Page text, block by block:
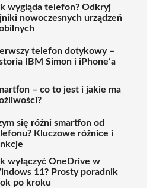
wygląda telefon? Odkryj
nowoczesnych urządzeń
telefon dotykowy –
IBM Simon i iPhone’a
– co to jest i jakie ma
się różni smartfon od
Kluczowe różnice i
wyłączyć OneDrive w
11? Prosty poradnik
po kroku